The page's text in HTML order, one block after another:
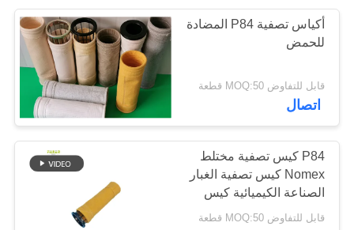
أكياس فلتر اللباد
44
أكياس تصفية P84 المضادة
للحمض
قابل للتفاوض MOQ:50 قطعة
اتصال
P84 كيس تصفية مختلط
Nomex كيس تصفية الغبار
الصناعة الكيميائية كيس
تصفية الغبار PTFE طلاء
قابل للتفاوض MOQ:50 قطعة